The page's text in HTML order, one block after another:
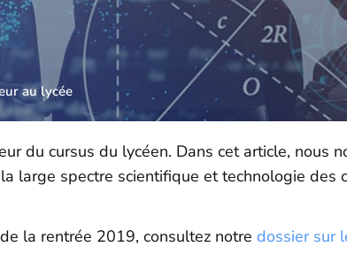
au lycée
du cursus du lycéen. Dans cet article, nous
large spectre scientifique et technologie des
la rentrée 2019, consultez notre dossier sur